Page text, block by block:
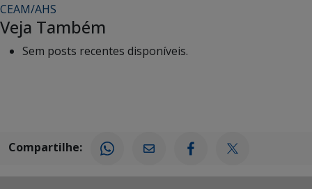
CEAM/AHS
Veja Também
Sem posts recentes disponíveis.
Compartilhe: